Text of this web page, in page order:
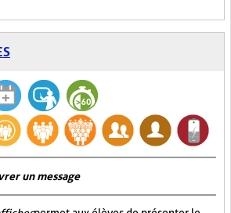
un message